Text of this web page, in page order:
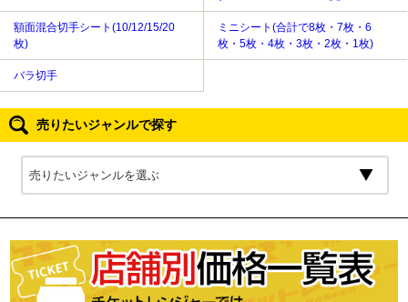
額面混合切手シート(10/12/15/20
枚)
ミニシート(合計で8枚・7枚・6
枚・5枚・4枚・3枚・2枚・1枚)
バラ切手
売りたいジャンルで探す